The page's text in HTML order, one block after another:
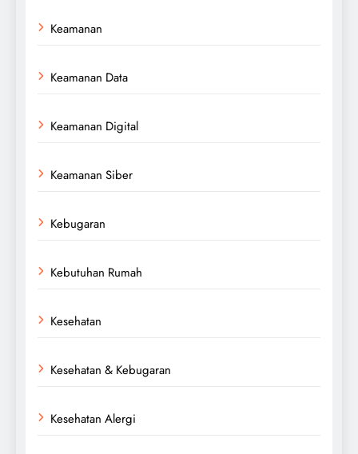
Keamanan
Keamanan Data
Keamanan Digital
Keamanan Siber
Kebugaran
Kebutuhan Rumah
Kesehatan
Kesehatan & Kebugaran
Kesehatan Alergi